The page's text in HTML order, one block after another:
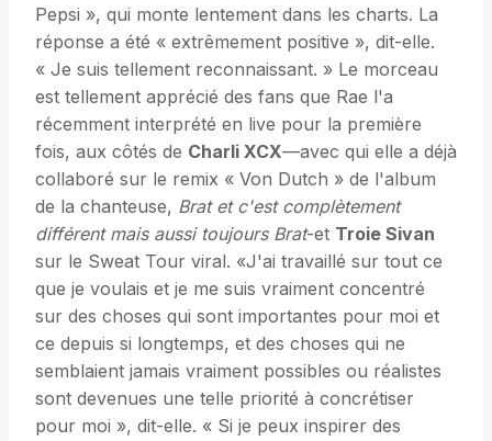
Pepsi », qui monte lentement dans les charts. La
réponse a été « extrêmement positive », dit-elle.
« Je suis tellement reconnaissant. » Le morceau
est tellement apprécié des fans que Rae l'a
récemment interprété en live pour la première
fois, aux côtés de Charli XCX—avec qui elle a déjà
collaboré sur le remix « Von Dutch » de l'album
de la chanteuse, Brat et c'est complètement
différent mais aussi toujours Brat-et Troie Sivan
sur le Sweat Tour viral. «J'ai travaillé sur tout ce
que je voulais et je me suis vraiment concentré
sur des choses qui sont importantes pour moi et
ce depuis si longtemps, et des choses qui ne
semblaient jamais vraiment possibles ou réalistes
sont devenues une telle priorité à concrétiser
pour moi », dit-elle. « Si je peux inspirer des